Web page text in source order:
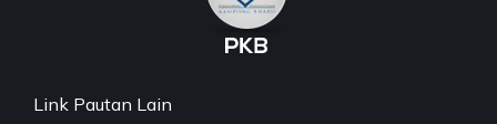
Link Pautan Lain